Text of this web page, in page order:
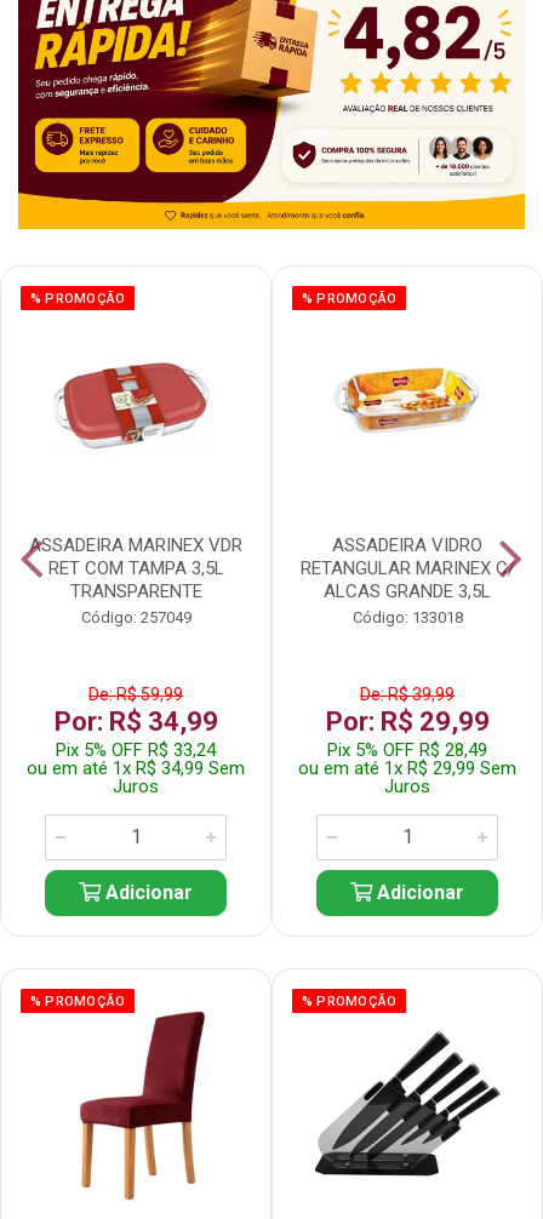
% PROMOÇÃO
ASSADEIRA MARINEX VDR
RET COM TAMPA 3,5L
TRANSPARENTE
Código: 257049
De: R$ 59,99
Por: R$ 34,99
Pix 5% OFF R$ 33,24
ou em até 1x R$ 34,99 Sem
Juros
Adicionar
% PROMOÇÃO
ASSADEIRA VIDRO
RETANGULAR MARINEX C/
ALCAS GRANDE 3,5L
Código: 133018
De: R$ 39,99
Por: R$ 29,99
Pix 5% OFF R$ 28,49
ou em até 1x R$ 29,99 Sem
Juros
Adicionar
% PROMOÇÃO % PROMOÇÃO